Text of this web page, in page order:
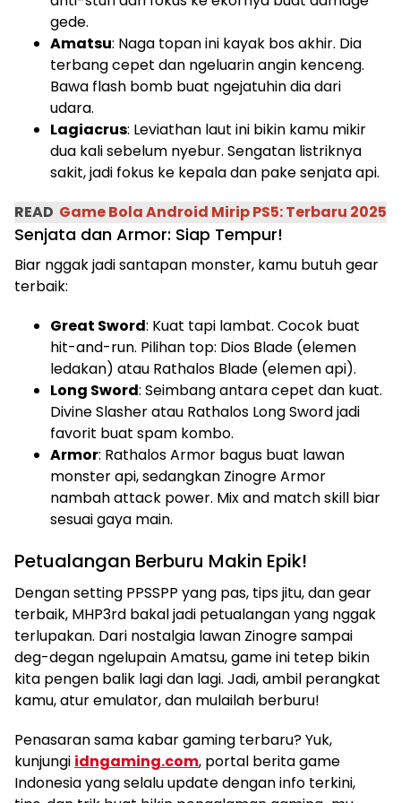
gede.
Amatsu: Naga topan ini kayak bos akhir. Dia
terbang cepet dan ngeluarin angin kenceng.
Bawa flash bomb buat ngejatuhin dia dari
udara.
Lagiacrus: Leviathan laut ini bikin kamu mikir
dua kali sebelum nyebur. Sengatan listriknya
sakit, jadi fokus ke kepala dan pake senjata api.
READ Game Bola Android Mirip PS5: Terbaru 2025
Senjata dan Armor: Siap Tempur!
Biar nggak jadi santapan monster, kamu butuh gear
terbaik:
Great Sword: Kuat tapi lambat. Cocok buat
hit-and-run. Pilihan top: Dios Blade (elemen
ledakan) atau Rathalos Blade (elemen api).
Long Sword: Seimbang antara cepet dan kuat.
Divine Slasher atau Rathalos Long Sword jadi
favorit buat spam kombo.
Armor: Rathalos Armor bagus buat lawan
monster api, sedangkan Zinogre Armor
nambah attack power. Mix and match skill biar
sesuai gaya main.
Petualangan Berburu Makin Epik!
Dengan setting PPSSPP yang pas, tips jitu, dan gear
terbaik, MHP3rd bakal jadi petualangan yang nggak
terlupakan. Dari nostalgia lawan Zinogre sampai
deg-degan ngelupain Amatsu, game ini tetep bikin
kita pengen balik lagi dan lagi. Jadi, ambil perangkat
kamu, atur emulator, dan mulailah berburu!
Penasaran sama kabar gaming terbaru? Yuk,
kunjungi idngaming.com, portal berita game
Indonesia yang selalu update dengan info terkini,